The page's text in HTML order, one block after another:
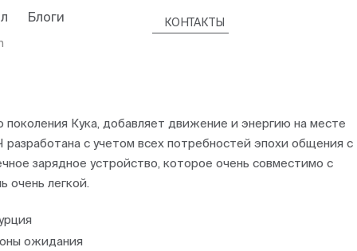
Блоги
КОНТАКТЫ
поколения Кука, добавляет движение и энергию на месте
с учетом всех потребностей эпохи общения с
зарядное устройство, которое очень совместимо с
очень легкой.
ожидания